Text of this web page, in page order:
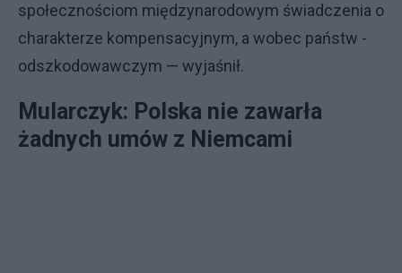
społecznościom międzynarodowym świadczenia o
charakterze kompensacyjnym, a wobec państw -
odszkodowawczym — wyjaśnił.
Mularczyk: Polska nie zawarła
żadnych umów z Niemcami